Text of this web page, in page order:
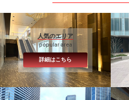
人気のエリア
popular area
詳細はこちら